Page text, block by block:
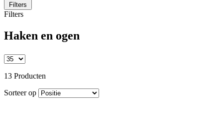
Filters
Filters
Haken en ogen
13 Producten
Sorteer op